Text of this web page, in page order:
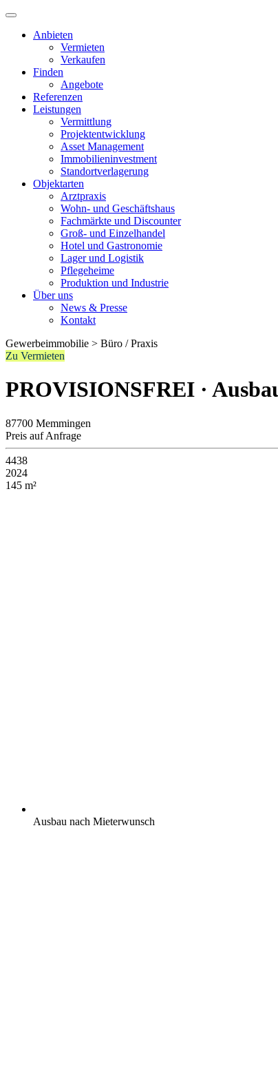
Anbieten
Vermieten
Verkaufen
Finden
Angebote
Referenzen
Leistungen
Vermittlung
Projektentwicklung
Asset Management
Immobilieninvestment
Standortverlagerung
Objektarten
Arztpraxis
Wohn- und Geschäftshaus
Fachmärkte und Discounter
Groß- und Einzelhandel
Hotel und Gastronomie
Lager und Logistik
Pflegeheime
Produktion und Industrie
Über uns
News & Presse
Kontakt
Gewerbeimmobilie > Büro / Praxis
Zu Vermieten
PROVISIONSFREI ·
87700 Memmingen
Preis auf Anfrage
4438
2024
145 m²
Ausbau nach Mieterwunsch